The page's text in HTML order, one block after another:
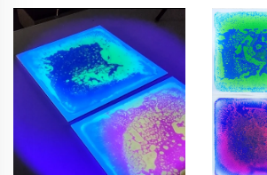
oyuncakları, otizm duyu
oyuncakları